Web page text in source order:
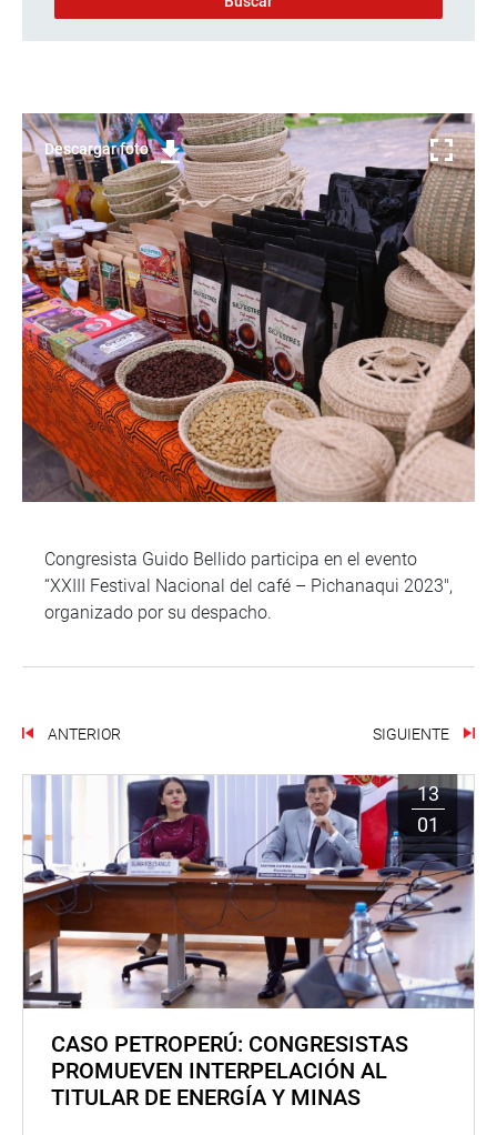
Descargar foto
Congresista Guido Bellido participa en el evento
“XXIII Festival Nacional del café – Pichanaqui 2023″,
organizado por su despacho.
ANTERIOR SIGUIENTE
13
01
CASO PETROPERÚ: CONGRESISTAS
PROMUEVEN INTERPELACIÓN AL
TITULAR DE ENERGÍA Y MINAS